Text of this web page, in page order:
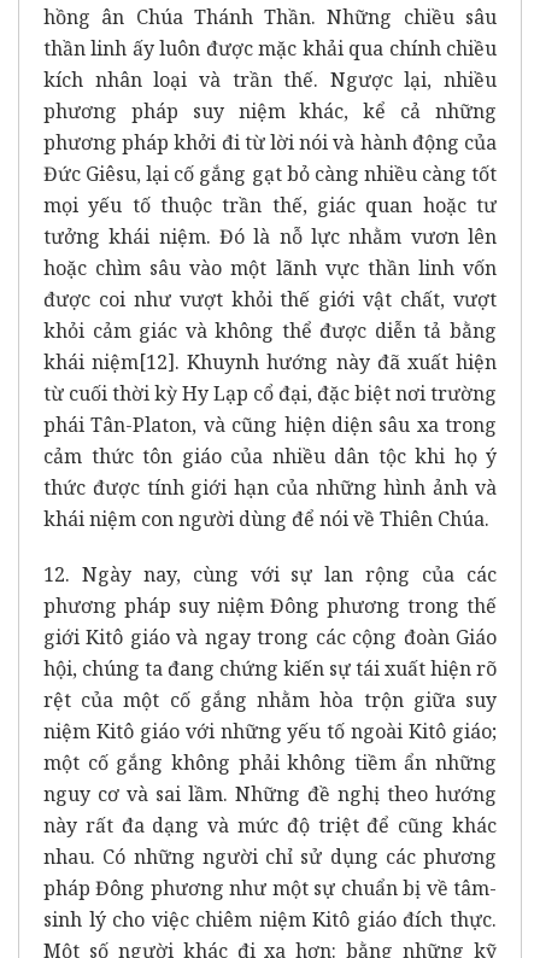
hồng ân Chúa Thánh Thần. Những chiều sâu
thần linh ấy luôn được mặc khải qua chính chiều
kích nhân loại và trần thế. Ngược lại, nhiều
phương pháp suy niệm khác, kể cả những
phương pháp khởi đi từ lời nói và hành động của
Đức Giêsu, lại cố gắng gạt bỏ càng nhiều càng tốt
mọi yếu tố thuộc trần thế, giác quan hoặc tư
tưởng khái niệm. Đó là nỗ lực nhằm vươn lên
hoặc chìm sâu vào một lãnh vực thần linh vốn
được coi như vượt khỏi thế giới vật chất, vượt
khỏi cảm giác và không thể được diễn tả bằng
khái niệm[12]. Khuynh hướng này đã xuất hiện
từ cuối thời kỳ Hy Lạp cổ đại, đặc biệt nơi trường
phái Tân-Platon, và cũng hiện diện sâu xa trong
cảm thức tôn giáo của nhiều dân tộc khi họ ý
thức được tính giới hạn của những hình ảnh và
khái niệm con người dùng để nói về Thiên Chúa.
12. Ngày nay, cùng với sự lan rộng của các
phương pháp suy niệm Đông phương trong thế
giới Kitô giáo và ngay trong các cộng đoàn Giáo
hội, chúng ta đang chứng kiến sự tái xuất hiện rõ
rệt của một cố gắng nhằm hòa trộn giữa suy
niệm Kitô giáo với những yếu tố ngoài Kitô giáo;
một cố gắng không phải không tiềm ẩn những
nguy cơ và sai lầm. Những đề nghị theo hướng
này rất đa dạng và mức độ triệt để cũng khác
nhau. Có những người chỉ sử dụng các phương
pháp Đông phương như một sự chuẩn bị về tâm-
sinh lý cho việc chiêm niệm Kitô giáo đích thực.
Một số người khác đi xa hơn: bằng những kỹ